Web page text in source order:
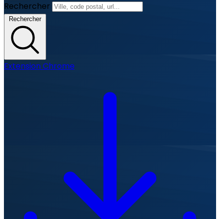
Rechercher
Rechercher
Extension Chrome